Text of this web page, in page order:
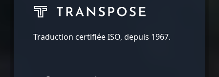
Traduction certifiée ISO, depuis 1967.